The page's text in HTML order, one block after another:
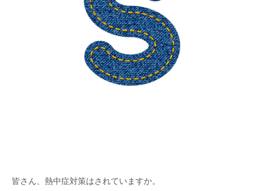
皆さん、熱中症対策はされていますか。